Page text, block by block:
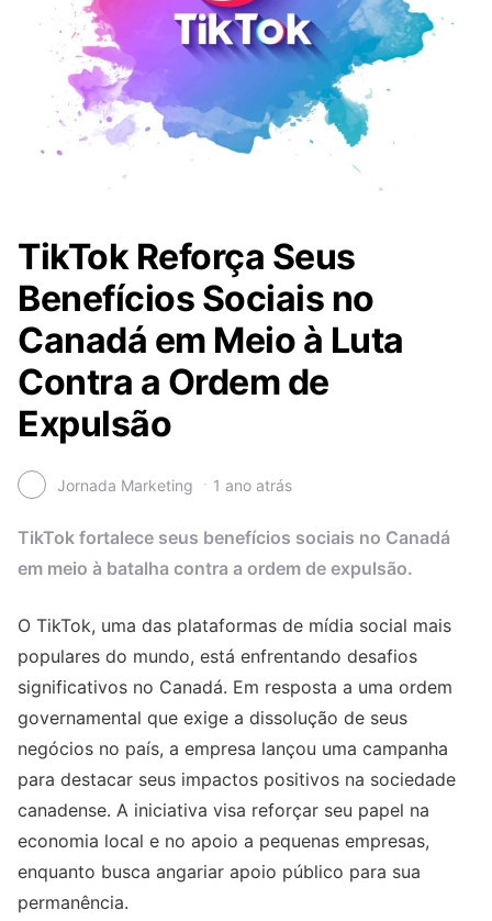
TikTok Reforça Seus
Benefícios Sociais no
Canadá em Meio à Luta
Contra a Ordem de
Expulsão
Jornada Marketing 1 ano atrás
TikTok fortalece seus benefícios sociais no Canadá
em meio à batalha contra a ordem de expulsão.
O TikTok, uma das plataformas de mídia social mais
populares do mundo, está enfrentando desafios
significativos no Canadá. Em resposta a uma ordem
governamental que exige a dissolução de seus
negócios no país, a empresa lançou uma campanha
para destacar seus impactos positivos na sociedade
canadense. A iniciativa visa reforçar seu papel na
economia local e no apoio a pequenas empresas,
enquanto busca angariar apoio público para sua
permanência.